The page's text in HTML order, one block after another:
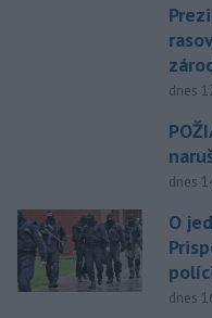
dnes
dnes
O
dnes